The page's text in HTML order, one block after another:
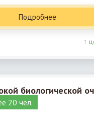
Подробнее
↑
биологической
20 чел.